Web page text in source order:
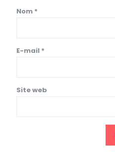
Nom *
E-mail *
Site web